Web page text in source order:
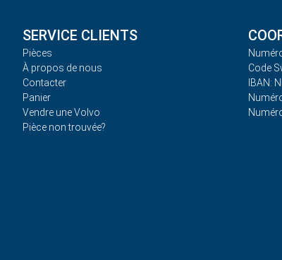
SERVICE CLIENTS
Pièces
À propos de nous
Contacter
Panier
Vendre une Volvo
Pièce non trouvée?
Code
IBAN: